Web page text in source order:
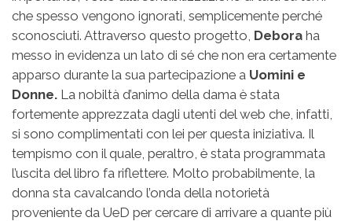
che spesso vengono ignorati, semplicemente perché
sconosciuti. Attraverso questo progetto, Debora ha
messo in evidenza un lato di sé che non era certamente
apparso durante la sua partecipazione a Uomini e
Donne. La nobiltà d’animo della dama è stata
fortemente apprezzata dagli utenti del web che, infatti,
si sono complimentati con lei per questa iniziativa. Il
tempismo con il quale, peraltro, è stata programmata
l’uscita del libro fa riflettere. Molto probabilmente, la
donna sta cavalcando l’onda della notorietà
proveniente da UeD per cercare di arrivare a quante più